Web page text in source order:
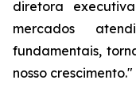
diretora
mercados
fundamentais,
nosso crescimento."